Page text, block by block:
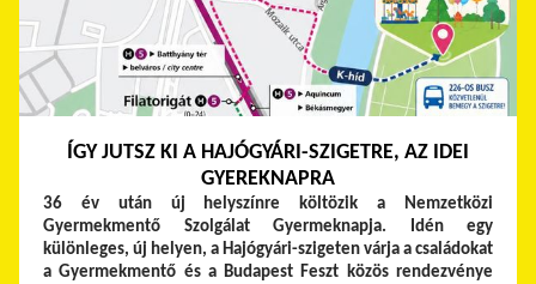
ÍGY JUTSZ KI A HAJÓGYÁRI-SZIGETRE, AZ IDEI
GYEREKNAPRA
36 év után új helyszínre költözik a Nemzetközi
Gyermekmentő Szolgálat Gyermeknapja. Idén egy
különleges, új helyen, a Hajógyári-szigeten várja a családokat
a Gyermekmentő és a Budapest Feszt közös rendezvénye